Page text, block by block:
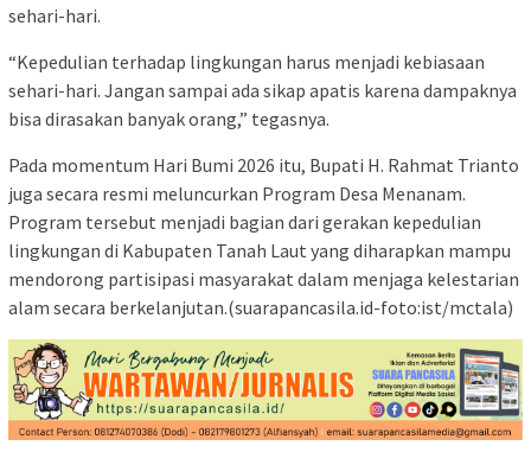
sehari-hari.
“Kepedulian terhadap lingkungan harus menjadi kebiasaan
sehari-hari. Jangan sampai ada sikap apatis karena dampaknya
bisa dirasakan banyak orang,” tegasnya.
Pada momentum Hari Bumi 2026 itu, Bupati H. Rahmat Trianto
juga secara resmi meluncurkan Program Desa Menanam.
Program tersebut menjadi bagian dari gerakan kepedulian
lingkungan di Kabupaten Tanah Laut yang diharapkan mampu
mendorong partisipasi masyarakat dalam menjaga kelestarian
alam secara berkelanjutan.(suarapancasila.id-foto:ist/mctala)